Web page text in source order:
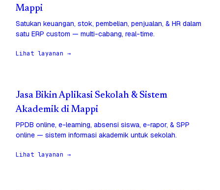
Mappi
Satukan keuangan, stok, pembelian, penjualan, & HR dalam
satu ERP custom — multi-cabang, real-time.
Lihat layanan →
Jasa Bikin Aplikasi Sekolah & Sistem
Akademik di Mappi
PPDB online, e-learning, absensi siswa, e-rapor, & SPP
online — sistem informasi akademik untuk sekolah.
Lihat layanan →